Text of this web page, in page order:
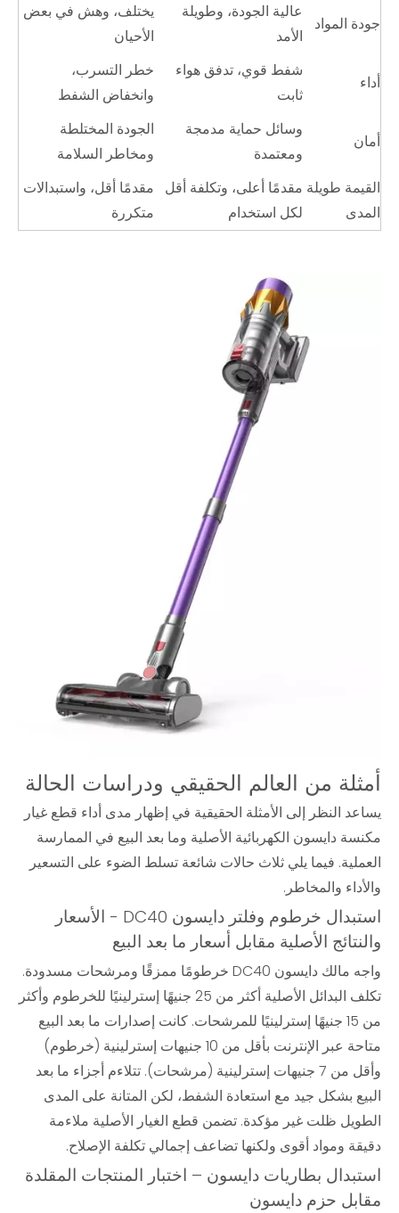
جودة المواد
عالية الجودة، وطويلة
الأمد
يختلف، وهش في بعض
الأحيان
أداء
شفط قوي، تدفق هواء
ثابت
خطر التسرب،
وانخفاض الشفط
أمان
وسائل حماية مدمجة
ومعتمدة
الجودة المختلطة
ومخاطر السلامة
القيمة طويلة
المدى
مقدمًا أعلى، وتكلفة أقل
لكل استخدام
مقدمًا أقل، واستبدالات
متكررة
أمثلة من العالم الحقيقي ودراسات الحالة
يساعد النظر إلى الأمثلة الحقيقية في إظهار مدى أداء قطع غيار
مكنسة دايسون الكهربائية الأصلية وما بعد البيع في الممارسة
العملية. فيما يلي ثلاث حالات شائعة تسلط الضوء على التسعير
والأداء والمخاطر.
استبدال خرطوم وفلتر دايسون DC40 - الأسعار
والنتائج الأصلية مقابل أسعار ما بعد البيع
واجه مالك دايسون DC40 خرطومًا ممزقًا ومرشحات مسدودة.
تكلف البدائل الأصلية أكثر من 25 جنيهًا إسترلينيًا للخرطوم وأكثر
من 15 جنيهًا إسترلينيًا للمرشحات. كانت إصدارات ما بعد البيع
متاحة عبر الإنترنت بأقل من 10 جنيهات إسترلينية (خرطوم)
وأقل من 7 جنيهات إسترلينية (مرشحات). تتلاءم أجزاء ما بعد
البيع بشكل جيد مع استعادة الشفط، لكن المتانة على المدى
الطويل ظلت غير مؤكدة. تضمن قطع الغيار الأصلية ملاءمة
دقيقة ومواد أقوى ولكنها تضاعف إجمالي تكلفة الإصلاح.
استبدال بطاريات دايسون – اختبار المنتجات المقلدة
مقابل حزم دايسون